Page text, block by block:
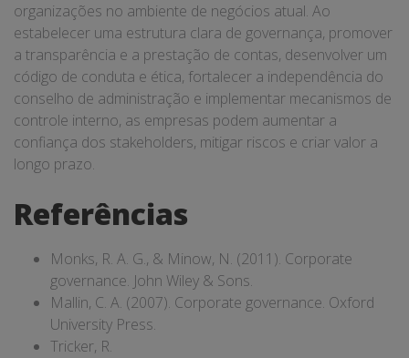
organizações no ambiente de negócios atual. Ao
estabelecer uma estrutura clara de governança, promover
a transparência e a prestação de contas, desenvolver um
código de conduta e ética, fortalecer a independência do
conselho de administração e implementar mecanismos de
controle interno, as empresas podem aumentar a
confiança dos stakeholders, mitigar riscos e criar valor a
longo prazo.
Referências
Monks, R. A. G., & Minow, N. (2011). Corporate
governance. John Wiley & Sons.
Mallin, C. A. (2007). Corporate governance. Oxford
University Press.
Tricker, R.